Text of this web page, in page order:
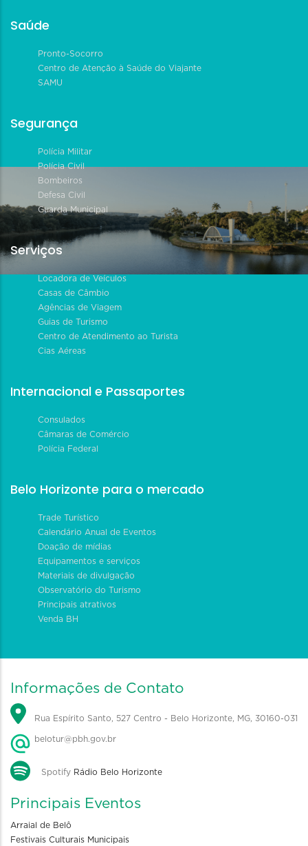
Saúde
Pronto-Socorro
Centro de Atenção à Saúde do Viajante
SAMU
Segurança
Polícia Militar
Polícia Civil
Bombeiros
Defesa Civil
Guarda Municipal
Serviços
Locadora de Veículos
Casas de Câmbio
Agências de Viagem
Guias de Turismo
Centro de Atendimento ao Turista
Cias Aéreas
Internacional e Passaportes
Consulados
Câmaras de Comércio
Polícia Federal
Belo Horizonte para o mercado
Trade Turístico
Calendário Anual de Eventos
Doação de mídias
Equipamentos e serviços
Materiais de divulgação
Observatório do Turismo
Principais atrativos
Venda BH
Informações de Contato
Rua Espírito Santo, 527 Centro - Belo Horizonte, MG, 30160-031
belotur@pbh.gov.br
Spotify Rádio Belo Horizonte
Principais Eventos
Arraial de Belô
Festivais Culturais Municipais